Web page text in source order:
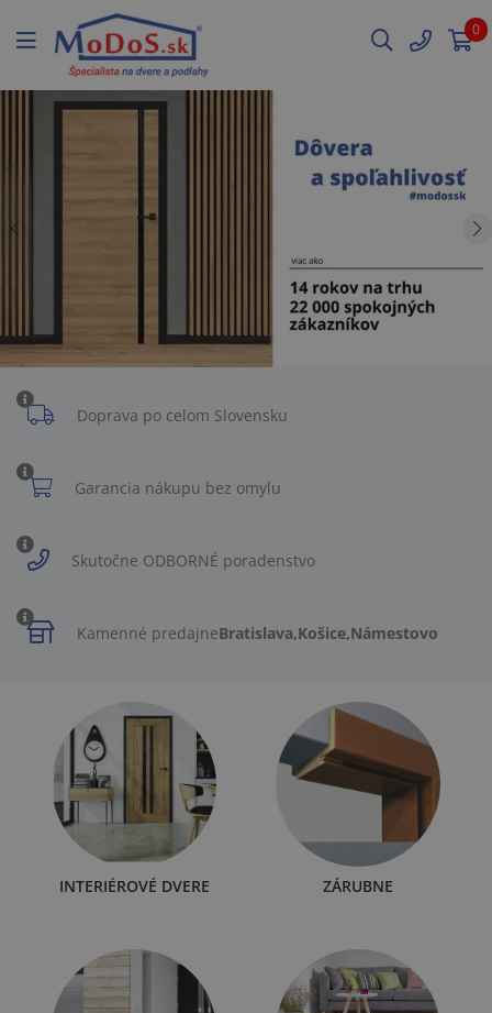
0
Doprava po celom Slovensku
Garancia nákupu bez omylu
Skutočne ODBORNÉ poradenstvo
Kamenné predajneBratislava,Košice,Námestovo
INTERIÉROVÉ DVERE ZÁRUBNE